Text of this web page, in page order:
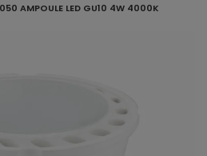
AMPOULE LED GU10 4W 4000K